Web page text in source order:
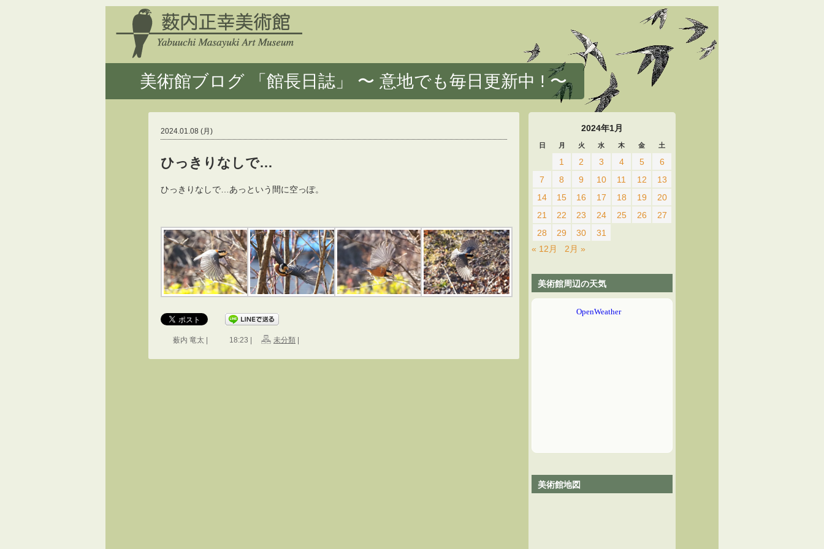
美術館ブログ 「館長日誌」 〜 意地でも毎日更新中 ! 〜
2024.01.08 (月)
ひっきりなしで…
ひっきりなしで…あっという間に空っぽ。
薮内 竜太 | 18:23 | 未分類
2024年1月
日 月 火 水 木 金 土
1 2 3 4 5
6
7
8 9 10 11 12
13
14
15 16 17 18 19
20
21
22 23 24 25 26
27
28
29 30
31
« 12月
2月 »
美術館周辺の天気
美術館地図